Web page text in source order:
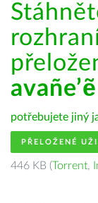
avañe’ẽ
potřebujete jiný
PŘELOŽENÉ
446 KB (Torrent,